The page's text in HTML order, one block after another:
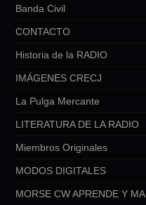
Banda Civil
CONTACTO
Historia de la RADIO
IMÁGENES CRECJ
La Pulga Mercante
LITERATURA DE LA RADIO
Miembros Originales
MODOS DIGITALES
MORSE CW APRENDE Y